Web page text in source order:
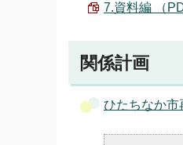
7.資料編 （
関係計画
ひたちなか市